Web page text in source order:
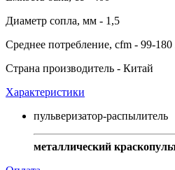
Диаметр сопла, мм - 1,5
Среднее потребление, cfm - 99-
Страна производитель - Китай
Характеристики
пульверизатор-распылитель
металлический